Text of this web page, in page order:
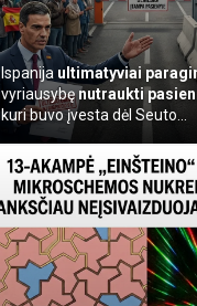
Ispanija ultimatyviai
vyriausybęnutraukti
kuri buvo įvesta dėl Seuto...